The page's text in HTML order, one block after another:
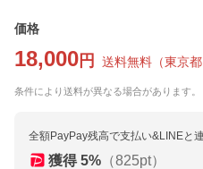
価格
18,000 円 送料無料 （東京都
条件により送料が異なる場合があります。
全額PayPay残高で支払い&LINEと
獲得 5% （825pt）